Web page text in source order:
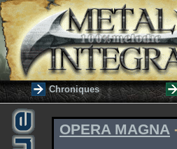
Chroniques
OPERA MAGNA